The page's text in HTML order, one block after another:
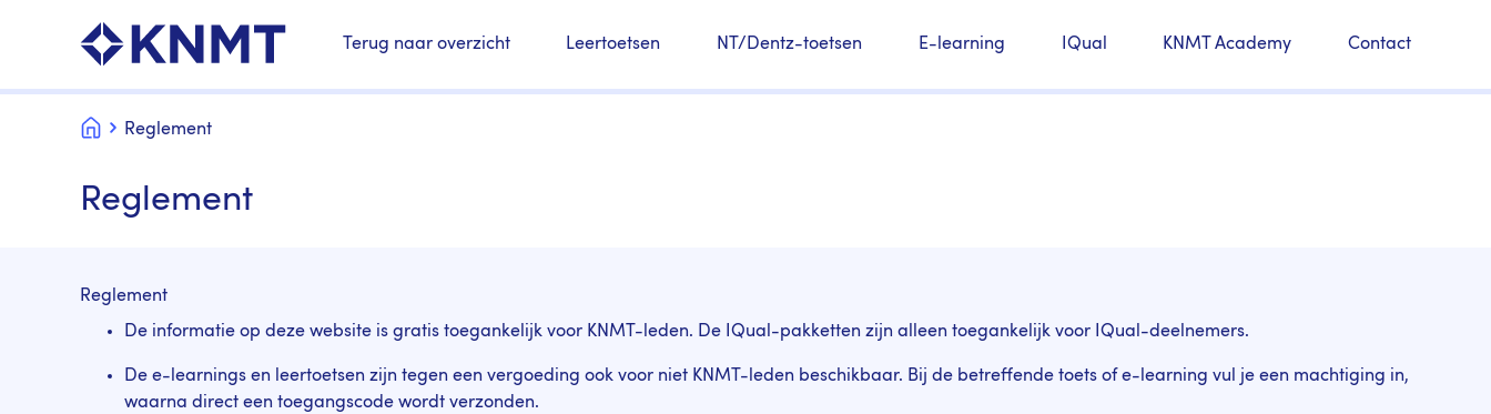
Terug naar overzicht Leertoetsen NT/Dentz-toetsen E-learning IQual KNMT Academy Contact
HomeReglement
Reglement
Reglement
De informatie op deze website is gratis toegankelijk voor KNMT-leden. De IQual-pakketten zijn alleen toegankelijk voor IQual-deelnemers.
De e-learnings en leertoetsen zijn tegen een vergoeding ook voor niet KNMT-leden beschikbaar. Bij de betreffende toets of e-learning vul je een machtiging in,
waarna direct een toegangscode wordt verzonden.